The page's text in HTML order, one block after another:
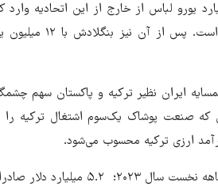
ایران نظیر ترکیه و پاکستان سهم
که صنعت پوشاک یک‌سوم اشتغال ترکیه
ارزی ترکیه محسوب می‌شود.
گفته می‌شود صنعت پوشاک ترکیه در سه